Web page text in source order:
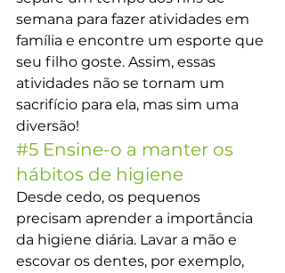
semana para fazer atividades em
família e encontre um esporte que
seu filho goste. Assim, essas
atividades não se tornam um
sacrifício para ela, mas sim uma
diversão!
#5 Ensine-o a manter os
hábitos de higiene
Desde cedo, os pequenos
precisam aprender a importância
da higiene diária. Lavar a mão e
escovar os dentes, por exemplo,